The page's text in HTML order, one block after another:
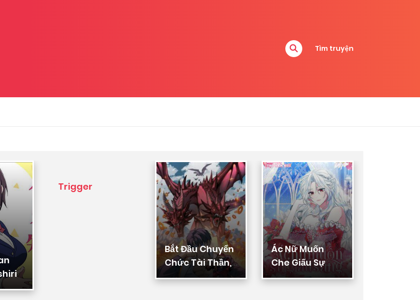
Tìm truyện
Trigger
Bắt Đầu Chuyển
Chức Tài Thần,
Ta Chuyển Hóa
Ác Nữ Muốn
Che Giấu Sự
Giàu Sang